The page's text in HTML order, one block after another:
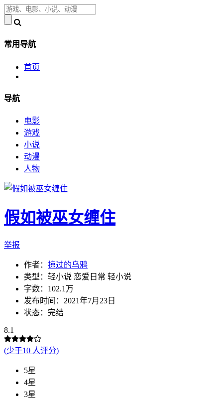
常用导航
首页
导航
电影
游戏
小说
动漫
人物
假如被巫女缠住
举报
作者： 掠过的乌鸦
类型：轻小说 恋爱日常 轻小说
字数：102.1万
发布时间：2021年7月23日
状态：完结
8.1
(少于10 人评分)
5星
4星
3星